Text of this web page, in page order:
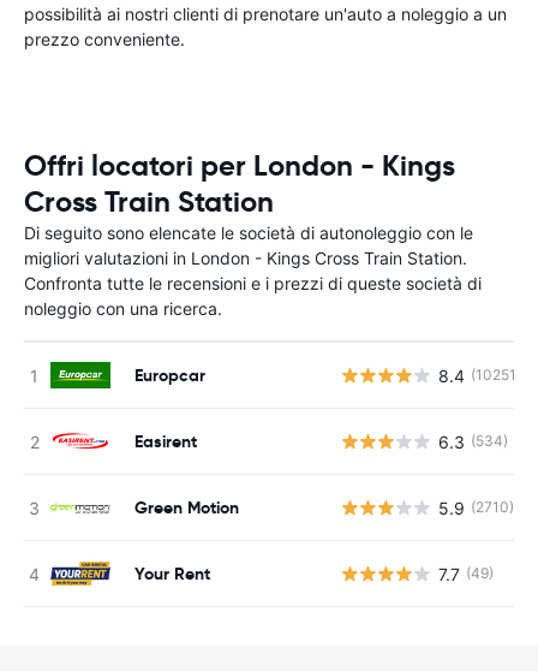
possibilità ai nostri clienti di prenotare un'auto a noleggio a un
prezzo conveniente.
Offri locatori per London - Kings
Cross Train Station
Di seguito sono elencate le società di autonoleggio con le
migliori valutazioni in London - Kings Cross Train Station.
Confronta tutte le recensioni e i prezzi di queste società di
noleggio con una ricerca.
Europcar 8.4 (10251)
Easirent 6.3 (534)
Green Motion 5.9 (2710)
Your Rent 7.7 (49)